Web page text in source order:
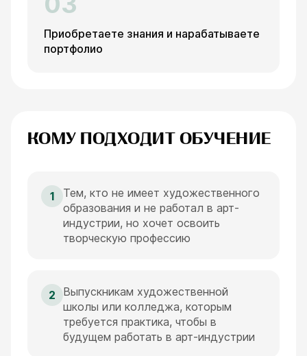
Приобретаете знания и нарабатываете
портфолио
КОМУ ПОДХОДИТ ОБУЧЕНИЕ
1
Тем, кто не имеет художественного
образования и не работал в арт-
индустрии, но хочет освоить
творческую профессию
2
Выпускникам художественной
школы или колледжа, которым
требуется практика, чтобы в
будущем работать в арт-индустрии